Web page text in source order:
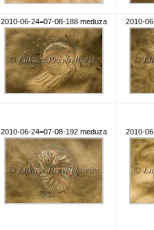
2010-06-24=07-08-188 meduza 2010-
2010-06-24=07-08-192 meduza 2010-